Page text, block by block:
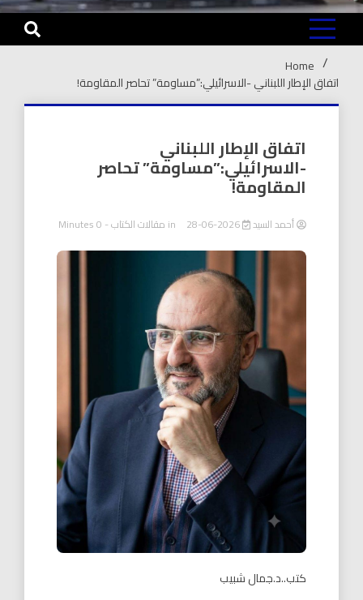
Home
اتفاق الإطار اللبناني -الاسرائيلي:”مساومة” تحاصر المقاومة!
اتفاق الإطار اللبناني
-الاسرائيلي:”مساومة” تحاصر
المقاومة!
أحمد السيد 2026-06-28
in مقالات الكتاب- 0 Minutes
كتب..د.جمال شبيب